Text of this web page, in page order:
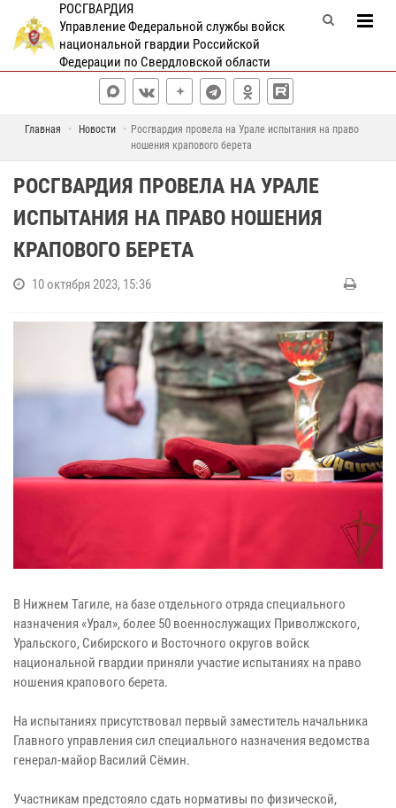
РОСГВАРДИЯ
Управление Федеральной службы войск
национальной гвардии Российской
Федерации по Свердловской области
Главная Новости
Росгвардия провела на Урале испытания на право
ношения крапового берета
РОСГВАРДИЯ ПРОВЕЛА НА УРАЛЕ
ИСПЫТАНИЯ НА ПРАВО НОШЕНИЯ
КРАПОВОГО БЕРЕТА
10 октября 2023, 15:36
В Нижнем Тагиле, на базе отдельного отряда специального
назначения «Урал», более 50 военнослужащих Приволжского,
Уральского, Сибирского и Восточного округов войск
национальной гвардии приняли участие испытаниях на право
ношения крапового берета.
На испытаниях присутствовал первый заместитель начальника
Главного управления сил специального назначения ведомства
генерал-майор Василий Сёмин.
Участникам предстояло сдать нормативы по физической,